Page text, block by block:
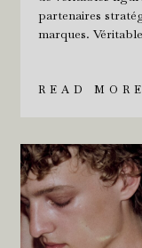
partenaires
marques.
READ MORE